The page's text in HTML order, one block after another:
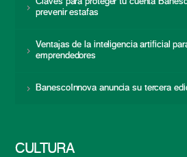
prevenir estafas
Ventajas de la inteligencia artificial
emprendedores
BanescoInnova anuncia su tercera
CULTURA